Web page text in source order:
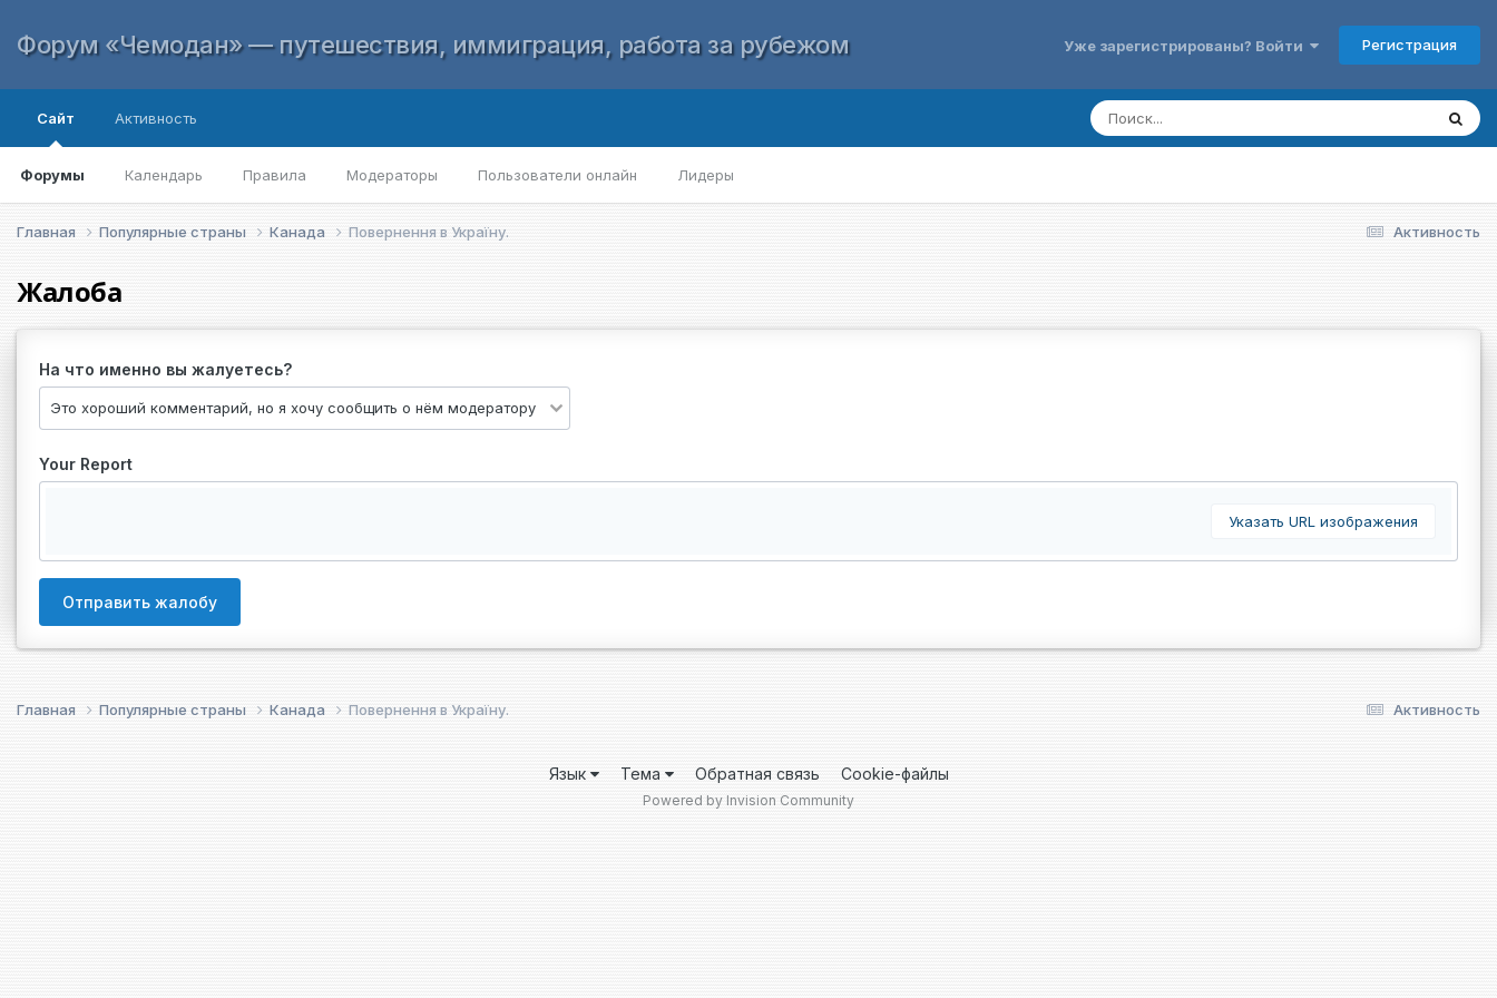
Форум «Чемодан» — путешествия, иммиграция, работа за рубежом Уже зарегистрированы? Войти Регистрация
Сайт
Форумы Календарь Правила Модераторы Пользователи онлайн Лидеры
Активность
Активность
Главная Популярные страны Канада Повернення в Україну.
Жалоба
На что именно вы жалуетесь?
Your Report
Указать URL изображения
Отправить жалобу
Активность
Главная Популярные страны Канада Повернення в Україну.
Язык Тема Обратная связь Cookie-файлы
Powered by Invision Community